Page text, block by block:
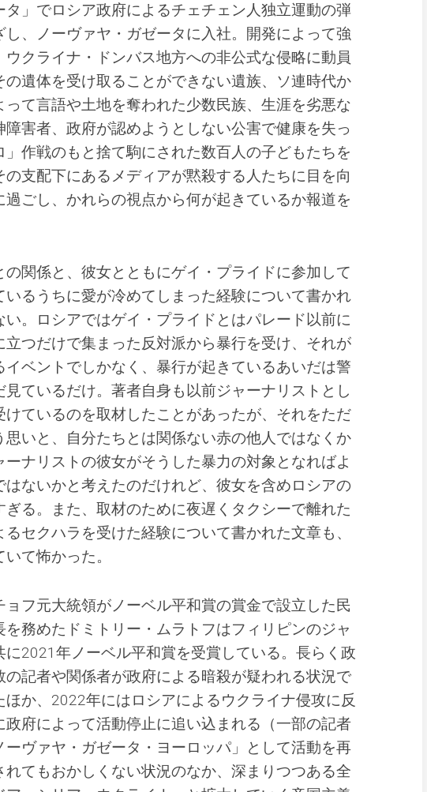
」でロシア政府によるチェチェン人独立運動の弾
、ノーヴァヤ・ガゼータに入社。開発によって強
クライナ・ドンバス地方への非公式な侵略に動員
遺体を受け取ることができない遺族、ソ連時代か
て言語や土地を奪われた少数民族、生涯を劣悪な
害者、政府が認めようとしない公害で健康を失っ
作戦のもと捨て駒にされた数百人の子どもたちを
支配下にあるメディアが黙殺する人たちに目を向
ごし、かれらの視点から何が起きているか報道を
関係と、彼女とともにゲイ・プライドに参加して
るうちに愛が冷めてしまった経験について書かれ
。ロシアではゲイ・プライドとはパレード以前に
つだけで集まった反対派から暴行を受け、それが
ベントでしかなく、暴行が起きているあいだは警
ているだけ。著者自身も以前ジャーナリストとし
ているのを取材したことがあったが、それをただ
いと、自分たちとは関係ない赤の他人ではなくか
ナリストの彼女がそうした暴力の対象となればよ
ないかと考えたのだけれど、彼女を含めロシアの
る。また、取材のために夜遅くタクシーで離れた
セクハラを受けた経験について書かれた文章も、
て怖かった。
フ元大統領がノーベル平和賞の賞金で設立した民
務めたドミトリー・ムラトフはフィリピンのジャ
に2021年ノーベル平和賞を受賞している。長らく政
記者や関係者が政府による暗殺が疑われる状況で
か、2022年にはロシアによるウクライナ侵攻に反
府によって活動停止に追い込まれる（一部の記者
ヴァヤ・ガゼータ・ヨーロッパ」として活動を再
てもおかしくない状況のなか、深まりつつある全